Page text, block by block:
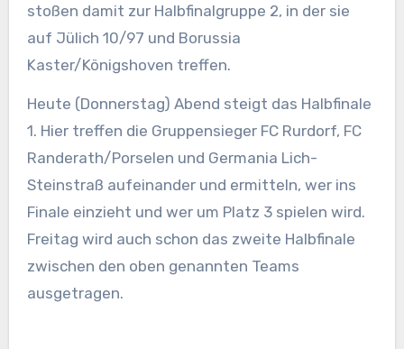
stoßen damit zur Halbfinalgruppe 2, in der sie
auf Jülich 10/97 und Borussia
Kaster/Königshoven treffen.
Heute (Donnerstag) Abend steigt das Halbfinale
1. Hier treffen die Gruppensieger FC Rurdorf, FC
Randerath/Porselen und Germania Lich-
Steinstraß aufeinander und ermitteln, wer ins
Finale einzieht und wer um Platz 3 spielen wird.
Freitag wird auch schon das zweite Halbfinale
zwischen den oben genannten Teams
ausgetragen.